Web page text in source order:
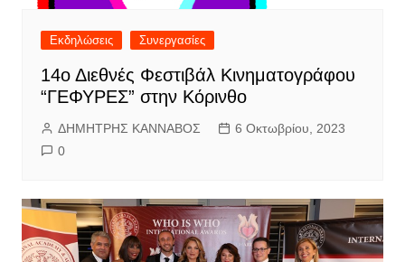
Εκδηλώσεις Συνεργασίες
14ο Διεθνές Φεστιβάλ Κινηματογράφου
“ΓΕΦΥΡΕΣ” στην Κόρινθο
ΔΗΜΗΤΡΗΣ ΚΑΝΝΑΒΟΣ
6 Οκτωβρίου, 2023
0